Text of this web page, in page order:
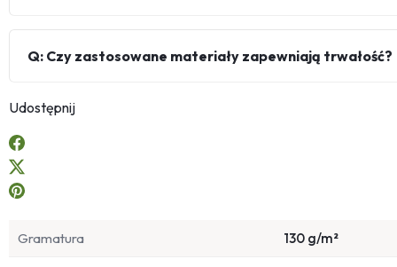
Q: Czy zastosowane materiały zapewniają trwałość?
Udostępnij
Gramatura 130 g/m²